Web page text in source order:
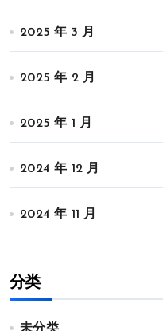
2025 年 3 月
2025 年 2 月
2025 年 1 月
2024 年 12 月
2024 年 11 月
分类